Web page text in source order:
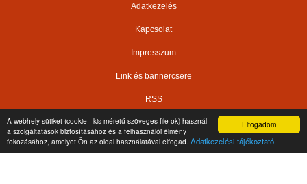
Elfogadom
A webhely sütiket (cookie - kis méretű szöveges file-ok) használ
a szolgáltatások biztosításához és a felhasználói élmény
fokozásához, amelyet Ön az oldal használatával elfogad. Adatkezelési tájékoztató
Adatkezelés
Kapcsolat
Impresszum
Link és bannercsere
RSS
Copyright © 2021.Vár-Köz Kft. - Ingatlan nyilvántartó, ügyviteli és
adminisztrációs szoftver